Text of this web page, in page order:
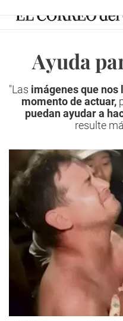
Ayuda
"Las imágenes que nos
momento de actuar,
puedan ayudara
resulte